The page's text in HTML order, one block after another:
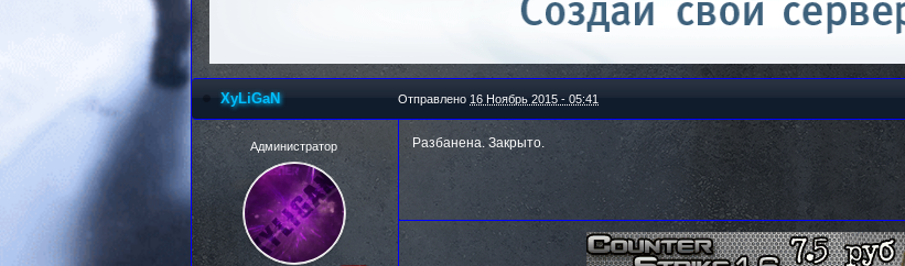
XyLiGaN Отправлено 16 Ноябрь 2015 - 05:41
Администратор Разбанена. Закрыто.